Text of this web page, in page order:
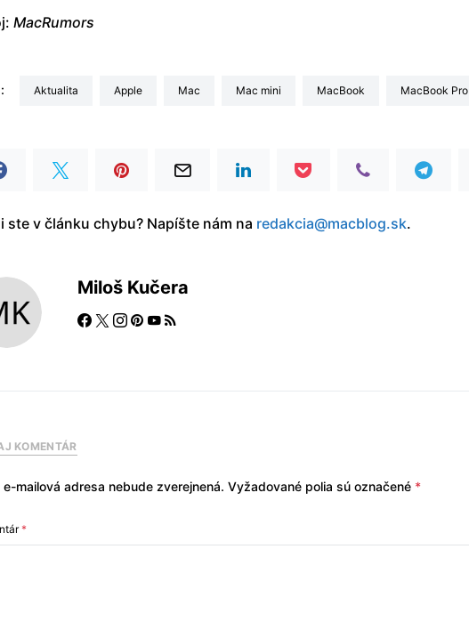
MacRumors
aktualita Apple Mac Mac mini MacBook MacBook Pro
ste v článku chybu? Napíšte nám na redakcia@macblog.sk.
Miloš Kučera
KOMENTÁR
e-mailová adresa nebude zverejnená. Vyžadované polia sú označené *
*